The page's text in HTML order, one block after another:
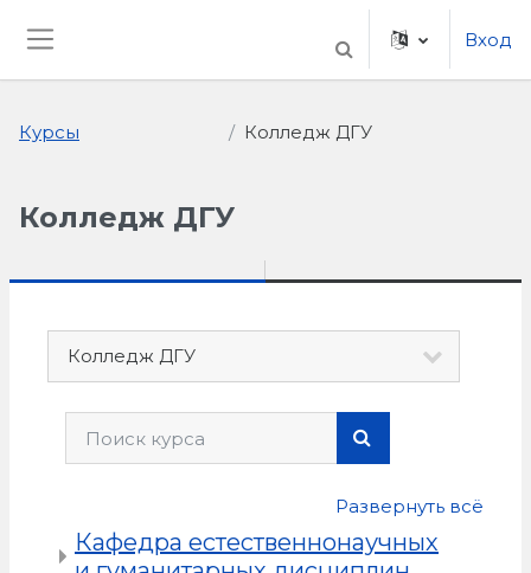
ИЗМЕНИТЬ
Вход
Курсы Колледж ДГУ
Колледж ДГУ
Категории курсов
Развернуть всё
Кафедра естественнонаучных